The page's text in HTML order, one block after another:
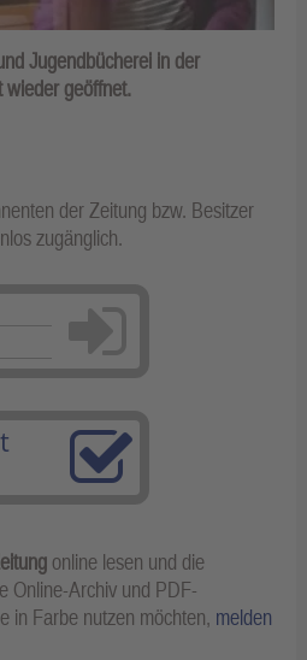
Jugendbücherei in der
wieder geöffnet.
der Zeitung bzw. Besitzer
zugänglich.
Anmelden
online lesen und die
Online-Archiv und PDF-
in Farbe nutzen möchten, melden